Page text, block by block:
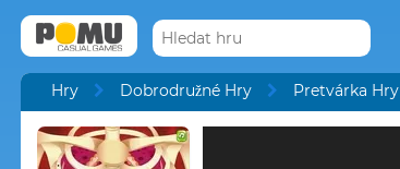
Hry Dobrodružné Hry Pretvárka Hry